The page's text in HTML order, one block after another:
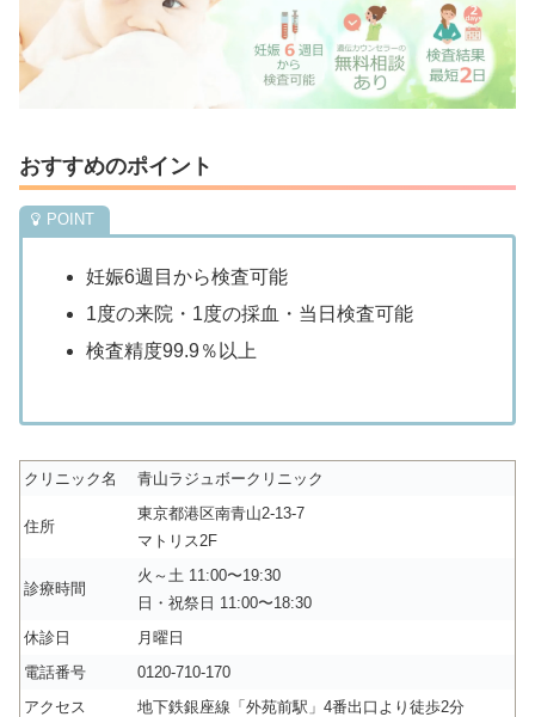
おすすめのポイント
妊娠6週目から検査可能
1度の来院・1度の採血・当日検査可能
検査精度99.9％以上
クリニック名 青山ラジュボークリニック
住所
東京都港区南青山2-13-7
マトリス2F
診療時間
火～土 11:00〜19:30
日・祝祭日 11:00〜18:30
休診日
月曜日
電話番号
0120-710-170
アクセス
地下鉄銀座線「外苑前駅」4番出口より徒歩2分